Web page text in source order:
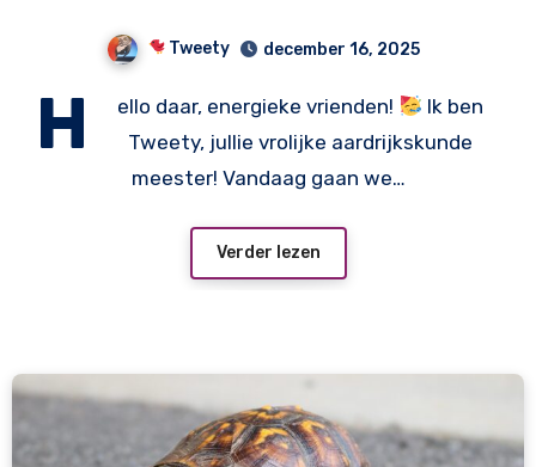
Tweety december 16, 2025
H ello daar, energieke vrienden!
Ik ben
Tweety, jullie vrolijke aardrijkskunde
meester! Vandaag gaan we…
Verder lezen